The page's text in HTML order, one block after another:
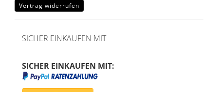
Vertrag widerrufen
SICHER EINKAUFEN MIT
SICHER EINKAUFEN MIT: